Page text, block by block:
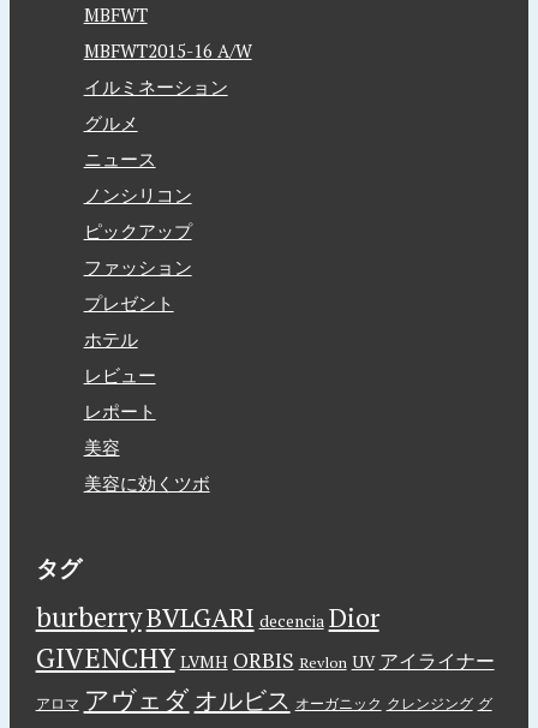
MBFWT
MBFWT2015-16 A/W
イルミネーション
グルメ
ニュース
ノンシリコン
ピックアップ
ファッション
プレゼント
ホテル
レビュー
レポート
美容
美容に効くツボ
タグ
burberryBVLGARI decencia Dior
GIVENCHY LVMH ORBIS Revlon UV アイライナー
アロマ アヴェダ オルビス オーガニック クレンジング グ